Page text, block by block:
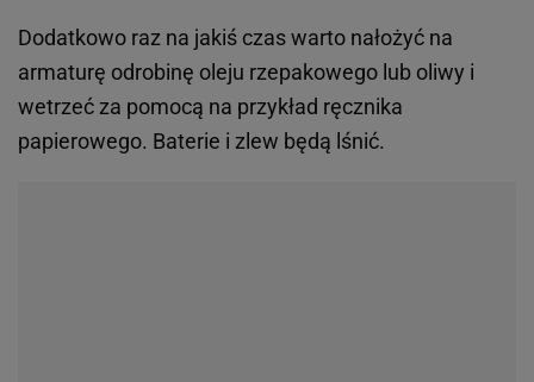
Dodatkowo raz na jakiś czas warto nałożyć na
armaturę odrobinę oleju rzepakowego lub oliwy i
wetrzeć za pomocą na przykład ręcznika
papierowego. Baterie i zlew będą lśnić.